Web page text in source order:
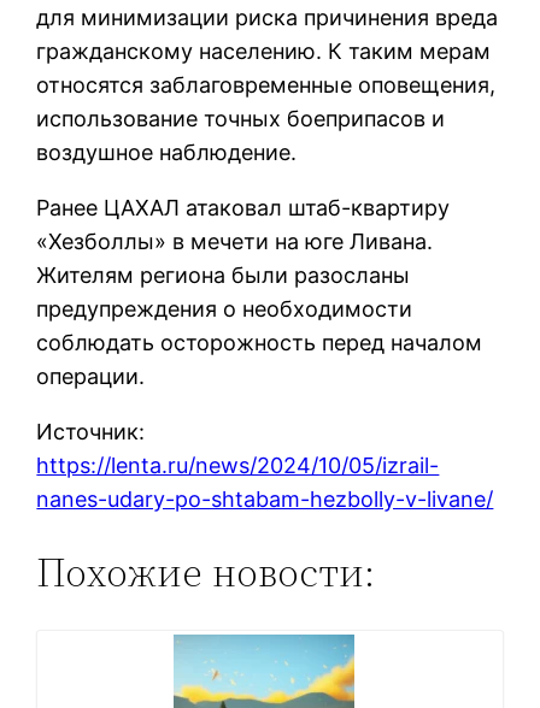
для минимизации риска причинения вреда
гражданскому населению. К таким мерам
относятся заблаговременные оповещения,
использование точных боеприпасов и
воздушное наблюдение.
Ранее ЦАХАЛ атаковал штаб-квартиру
«Хезболлы» в мечети на юге Ливана.
Жителям региона были разосланы
предупреждения о необходимости
соблюдать осторожность перед началом
операции.
Источник:
https://lenta.ru/news/2024/10/05/izrail-
nanes-udary-po-shtabam-hezbolly-v-livane/
Похожие новости: